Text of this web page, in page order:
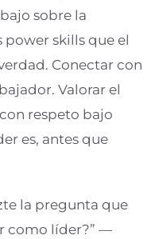
sobre la
power skills que el
Conectar con
Valorar el
respeto bajo
es, antes que
la pregunta que
como líder?” —